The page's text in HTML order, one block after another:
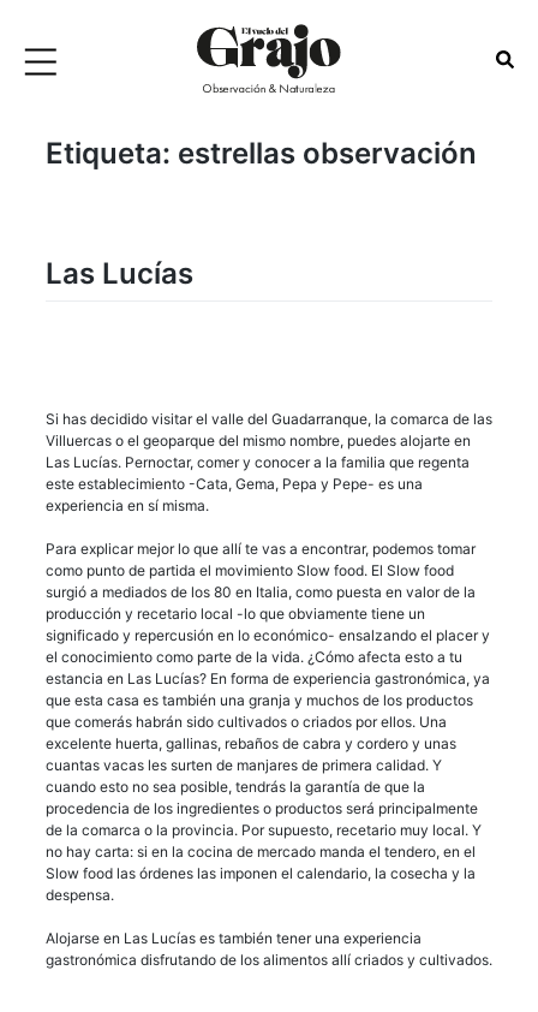
Etiqueta: estrellas observación
Las Lucías
Si has decidido visitar el valle del Guadarranque, la comarca de las
Villuercas o el geoparque del mismo nombre, puedes alojarte en
Las Lucías. Pernoctar, comer y conocer a la familia que regenta
este establecimiento -Cata, Gema, Pepa y Pepe- es una
experiencia en sí misma.
Para explicar mejor lo que allí te vas a encontrar, podemos tomar
como punto de partida el movimiento Slow food. El Slow food
surgió a mediados de los 80 en Italia, como puesta en valor de la
producción y recetario local -lo que obviamente tiene un
significado y repercusión en lo económico- ensalzando el placer y
el conocimiento como parte de la vida. ¿Cómo afecta esto a tu
estancia en Las Lucías? En forma de experiencia gastronómica, ya
que esta casa es también una granja y muchos de los productos
que comerás habrán sido cultivados o criados por ellos. Una
excelente huerta, gallinas, rebaños de cabra y cordero y unas
cuantas vacas les surten de manjares de primera calidad. Y
cuando esto no sea posible, tendrás la garantía de que la
procedencia de los ingredientes o productos será principalmente
de la comarca o la provincia. Por supuesto, recetario muy local. Y
no hay carta: si en la cocina de mercado manda el tendero, en el
Slow food las órdenes las imponen el calendario, la cosecha y la
despensa.
Alojarse en Las Lucías es también tener una experiencia
gastronómica disfrutando de los alimentos allí criados y cultivados.